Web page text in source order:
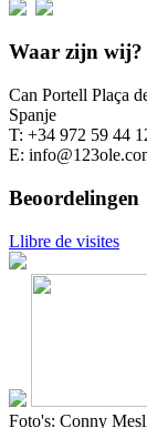
Waar zijn wij?
Can Portell Plaça
Spanje
T: +34 972 59 44
E:
Beoordelingen
Llibre de visites
Foto's: Conny